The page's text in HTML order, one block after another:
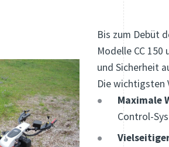
Bis zum Debüt
Modelle CC 150
und Sicherheit
Die wichtigsten
Maximale
Control-